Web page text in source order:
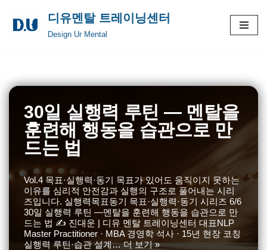
콘
건
디유멘탈 트레이닝센터
Design Ur Mental
30일 실행력 루틴 — 멘탈을
훈련해 행동을 습관으로 만
드는 법
Vol.4 목표·실행력·동기 목표가 있어도 움직이지 못하는
이유를 심리적 안전감과 실행의 구조로 풀어내는 시리
즈입니다. 실행력목표동기 목표·실행력·동기 시리즈 6/6
30일 실행력 루틴 —멘탈을 훈련해 행동을 습관으로 만
드는 법 ✍️ 진대운 | 디유 멘탈 트레이닝센터 대표NLP
Master Practitioner · MBA 경영학 석사 · 15년 현장 코칭
실행력 루틴·습관 설계…더 보기 »